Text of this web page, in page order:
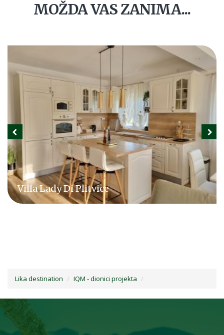
MOŽDA VAS ZANIMA...
Poznati Ličani
Lika destination IQM - dionici projekta